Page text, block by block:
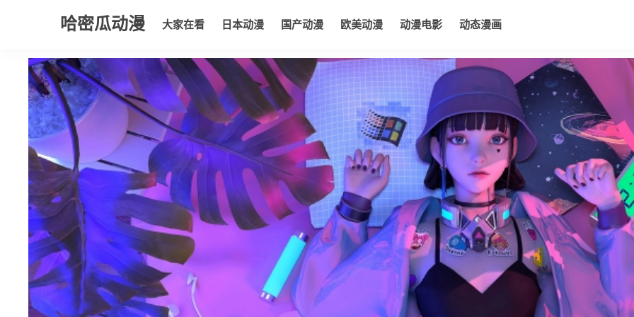
哈密瓜动漫 大家在看 日本动漫 国产动漫 欧美动漫 动漫电影 动态漫画
大家在看 日本动漫 国产动漫 欧美动漫 动漫电影 动态漫画